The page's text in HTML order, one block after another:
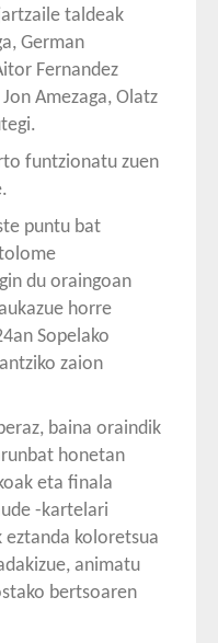
taldeak
German
Fernandez
Amezaga, Olatz
funtzionatu zuen
puntu bat
du oraingoan
horre
Sopelako
zaion
baina oraindik
honetan
eta finala
-kartelari
koloretsua
animatu
bertsoaren